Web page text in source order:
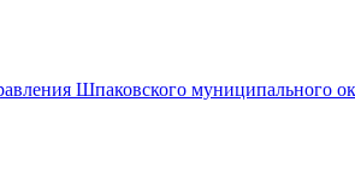
Шпаковского муниципального